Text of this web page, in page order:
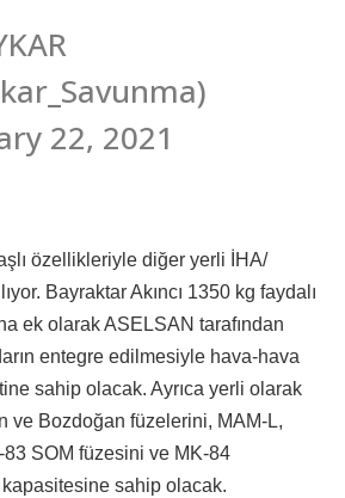
22, 2021
özellikleriyle diğer yerli İHA/
Bayraktar Akıncı 1350 kg faydalı
ek olarak ASELSAN tarafından
entegre edilmesiyle hava-hava
sahip olacak. Ayrıca yerli olarak
ve Bozdoğan füzelerini, MAM-L,
SOM füzesini ve MK-84
kapasitesine sahip olacak.